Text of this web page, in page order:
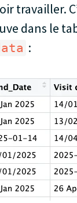
travailler.
dans le
: